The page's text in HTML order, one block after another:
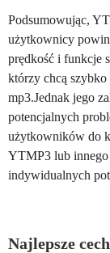
Podsumowując,
użytkownicy
prędkość i funkcje
którzy chcą
mp3.Jednak jego
potencjalnych
użytkowników do
YTMP3 lub innego
indywidualnych
Najlepsze